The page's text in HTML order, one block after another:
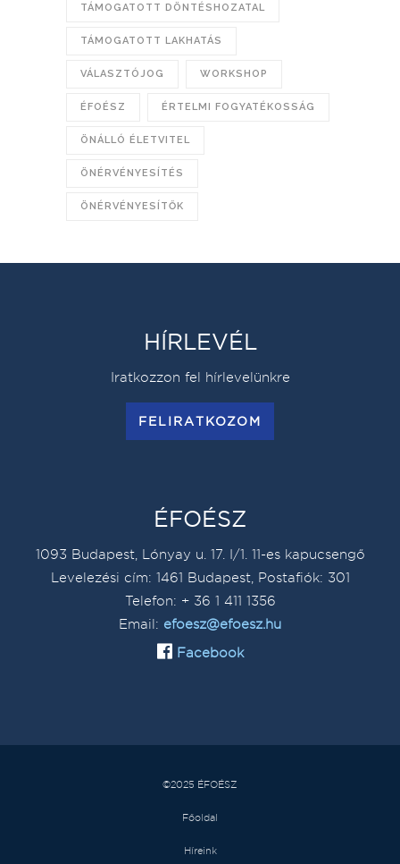
TÁMOGATOTT DÖNTÉSHOZATAL
TÁMOGATOTT LAKHATÁS
VÁLASZTÓJOG WORKSHOP
ÉFOÉSZ ÉRTELMI FOGYATÉKOSSÁG
ÖNÁLLÓ ÉLETVITEL
ÖNÉRVÉNYESÍTÉS
ÖNÉRVÉNYESÍTŐK
HÍRLEVÉL
Iratkozzon fel hírlevelünkre
FELIRATKOZOM
ÉFOÉSZ
1093 Budapest, Lónyay u. 17. I/1. 11-es kapucsengő
Levelezési cím: 1461 Budapest, Postafiók: 301
Telefon: + 36 1 411 1356
Email: efoesz@efoesz.hu
Facebook
©2025 ÉFOÉSZ
Főoldal
Híreink